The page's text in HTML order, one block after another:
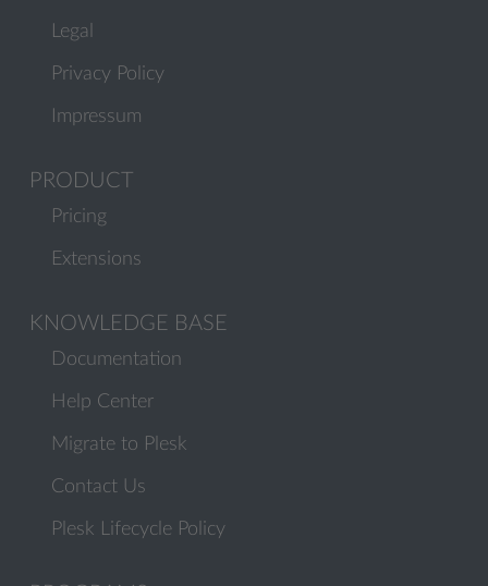
Legal
Privacy Policy
Impressum
PRODUCT
Pricing
Extensions
KNOWLEDGE BASE
Documentation
Help Center
Migrate to Plesk
Contact Us
Plesk Lifecycle Policy